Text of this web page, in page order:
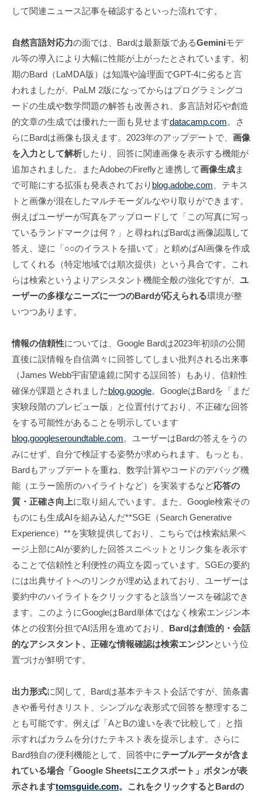
して関連ニュース記事を確認するといった流れです。
自然言語対応力の面では、Bardは最新版であるGeminiモデ
ル等の導入により大幅に性能が上がったとされています。初
期のBard（LaMDA版）は知識や論理面でGPT-4に劣ると言
われましたが、PaLM 2版になってからはプログラミングコ
ードの生成や数学問題の解答も改善され、多言語対応や創造
的文章の生成では優れた一面も見せますdatacamp.com。さ
らにBardは画像も扱えます。2023年のアップデートで、 画像
を入力として解析したり、回答に関連画像を表示する機能が
追加されました。またAdobeのFireflyと連携して画像生成ま
で可能にする拡張も発表されており blog.adobe.com 、テキス
トと画像が混在したマルチモーダルなやり取りができます。
例えばユーザーが写真をアップロードして「この写真に写っ
ているランドマークは何？」と尋ねればBardは画像認識して
答え、逆に「○○のイラストを描いて」と頼めばAI画像を作成
してくれる（特定地域では順次提供）という具合です。これ
らは検索というよりアシスタント機能全般の強化ですが、 ユ
ーザーの多様なニーズに一つのBardが応えられる環境が整
いつつあります。
情報の信頼性については、Google Bardは2023年初頭の公開
直後に誤情報を自信満々に回答してしまい批判される出来事
（James Webb宇宙望遠鏡に関する誤回答）もあり、信頼性
確保が課題とされましたblog.google。GoogleはBardを「まだ
実験段階のプレビュー版」と位置付けており、不正確な回答
をする可能性があることを明示しています
blog.googleseroundtable.com。ユーザーはBardの答えをうの
みにせず、自分で検証する姿勢が求められます。もっとも、
Bardもアップデートを重ね、数学計算やコードのデバッグ機
能（エラー箇所のハイライトなど）を実装するなど応答の
質・正確さ向上に取り組んでいます。また、Google検索その
ものにも生成AIを組み込んだ**SGE（Search Generative
Experience）**を実験提供しており、こちらでは検索結果ペ
ージ上部にAIが要約した回答スニペットとリンク集を表示す
ることで信頼性と利便性の両立を図っています。SGEの要約
には出典サイトへのリンクが埋め込まれており、ユーザーは
要約中のハイライトをクリックすると該当ソースを確認でき
ます。このようにGoogleはBard単体ではなく検索エンジン本
体との役割分担でAI活用を進めており、 Bardは創造的・会話
的なアシスタント、正確な情報確認は検索エンジンという位
置づけが鮮明です。
出力形式に関して、Bardは基本テキスト会話ですが、箇条書
きや番号付きリスト、シンプルな表形式で回答を整理するこ
とも可能です。例えば「AとBの違いを表で比較して」と指
示すればカラムを分けたテキスト表を提示します。さらに
Bard独自の便利機能として、回答中にテーブルデータが含ま
れている場合「Google Sheetsにエクスポート」ボタンが表
示されますtomsguide.com。これをクリックするとBardの